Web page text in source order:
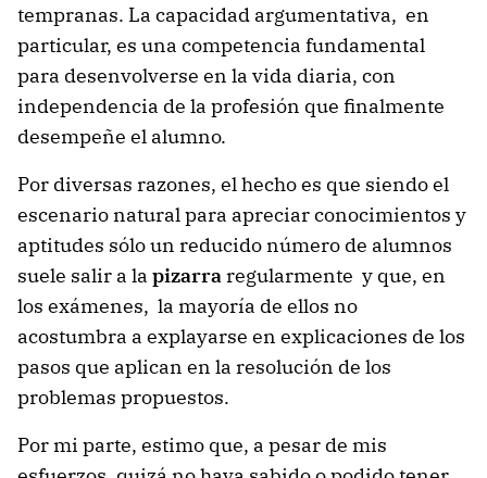
tempranas. La capacidad argumentativa, en
particular, es una competencia fundamental
para desenvolverse en la vida diaria, con
independencia de la profesión que finalmente
desempeñe el alumno.
Por diversas razones, el hecho es que siendo el
escenario natural para apreciar conocimientos y
aptitudes sólo un reducido número de alumnos
suele salir a la pizarra regularmente y que, en
los exámenes, la mayoría de ellos no
acostumbra a explayarse en explicaciones de los
pasos que aplican en la resolución de los
problemas propuestos.
Por mi parte, estimo que, a pesar de mis